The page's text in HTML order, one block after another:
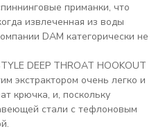
приманки, что
извлеченная из воды
DAM категорически не
DEEP THROAT HOOKOUT
экстрактором очень легко и
крючка, и, поскольку
стали с тефлоновым